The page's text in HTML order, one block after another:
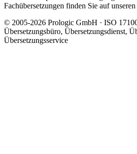
Fachübersetzungen finden Sie auf unseren
© 2005-2026 Prologic GmbH · ISO
Übersetzungsbüro, Übersetzungsdienst,
Übersetzungsservice